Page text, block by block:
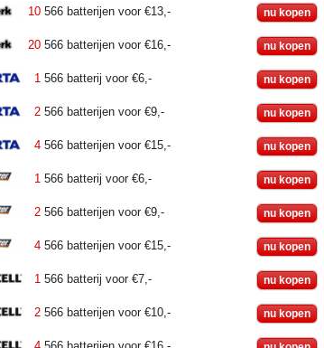
10 566 batterijen voor €13,- nu kopen
20 566 batterijen voor €16,- nu kopen
1 566 batterij voor €6,- nu kopen
2 566 batterijen voor €9,- nu kopen
4 566 batterijen voor €15,- nu kopen
1 566 batterij voor €6,- nu kopen
2 566 batterijen voor €9,- nu kopen
4 566 batterijen voor €15,- nu kopen
1 566 batterij voor €7,- nu kopen
2 566 batterijen voor €10,- nu kopen